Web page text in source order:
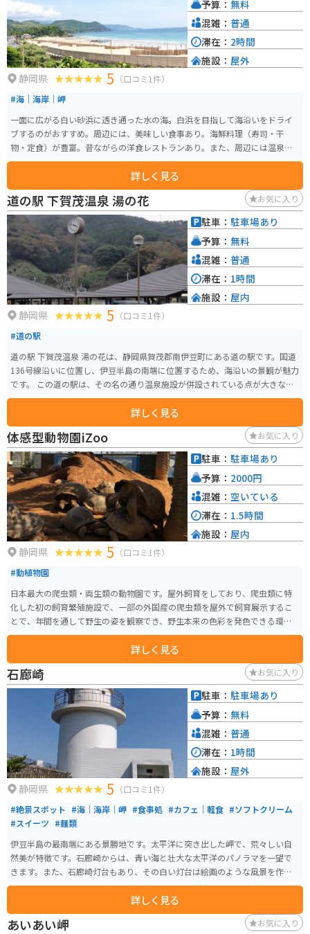
静岡県 5 （口コミ1件）
#海｜海岸｜岬
一面に広がる白い砂浜に透き通った水の海。白浜を目指して海沿いをドライ
ブするのがおすすめ。周辺には、美味しい食事あり。海鮮料理（寿司・干
物・定食）が豊富。昔ながらの洋食レストランあり。また、周辺には温泉が
ありますし、民宿やホテルに宿泊してゆっくりと過ごすのもおすすめ。
詳しく見る
予算： 無料
混雑： 普通
滞在： 2時間
施設： 屋外
道の駅 下賀茂温泉 湯の花 お気に入り
静岡県 5 （口コミ1件）
#道の駅
道の駅 下賀茂温泉 湯の花は、静岡県賀茂郡南伊豆町にある道の駅です。国道
136号線沿いに位置し、伊豆半島の南端に位置するため、海沿いの景観が魅力
です。 この道の駅は、その名の通り温泉施設が併設されている点が大きな特
徴です。湯の花温泉は、ナトリウム・カルシウム-塩化物温泉で、神経痛や筋
肉痛、関節痛などに効果があるとされています。旅の疲れを癒やすのに最適
なスポットと言えるでしょう。 また、地元の特産品を販売するコーナーも充
実しています。新鮮な海の幸や、南伊豆産の柑橘類を使ったジュースやジャ
ムなどが人気です。バイクで訪れた際には、お土産探しにも最適です。 周辺
には、弓ヶ浜海水浴場や石廊崎などの景勝地も点在しています。道の駅を拠
点に、南伊豆の雄大な自然を満喫するのも良いでしょう。
詳しく見る
駐車： 駐車場あり
予算： 無料
混雑： 普通
滞在： 1時間
施設： 屋内
体感型動物園iZoo お気に入り
静岡県 5 （口コミ1件）
#動植物園
日本最大の爬虫類・両生類の動物園です。屋外飼育をしており、爬虫類に特
化した初の飼育繁殖施設で、一部の外国産の爬虫類を屋外で飼育展示するこ
とで、年間を通して野生の姿を観察でき、野生本来の色彩を発色できる環境
を再現しています。ヘビやトカゲ、カメなどを間近で見ることができ、餌やり
詳しく見る
駐車： 駐車場あり
予算： 2000円
混雑： 空いている
滞在： 1.5時間
施設： 屋内
石廊崎 お気に入り
静岡県 5 （口コミ1件）
#絶景スポット #海｜海岸｜岬 #食事処 #カフェ｜軽食 #ソフトクリーム
#スイーツ #麺類
伊豆半島の最南端にある景勝地です。太平洋に突き出した岬で、荒々しい自
然美が特徴です。石廊崎からは、青い海と壮大な太平洋のパノラマを一望で
きます。また、石廊崎灯台もあり、その白い灯台は絵画のような風景を作り
出しています。ハイキングや写真撮影に最適な場所で、特に日の出や日の入
りの時間は、その美しさがさらに際立ちます。先端には石廊崎神社もあり、
海上安全の神様として崇拝されています。 駐車場近くに休憩棟があり、食事
やスイーツがあります。駐車場から徒歩で片道20～30分ほどで先端にある灯
詳しく見る
駐車： 駐車場あり
予算： 無料
混雑： 普通
滞在： 1時間
施設： 屋外
あいあい岬 お気に入り